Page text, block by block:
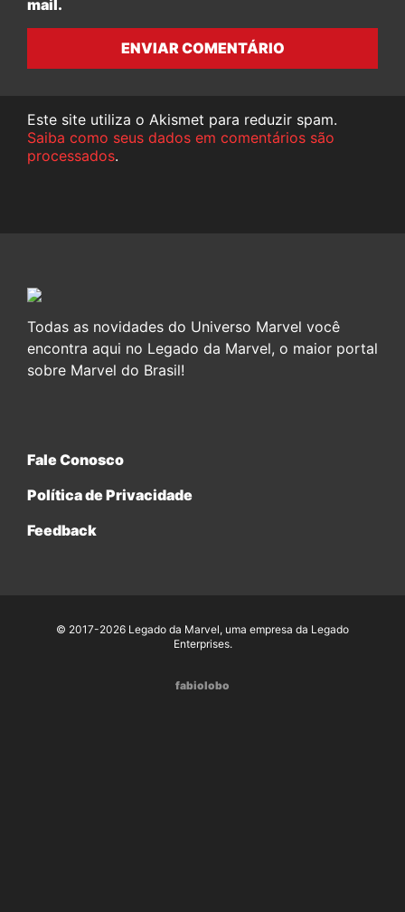
mail.
ENVIAR COMENTÁRIO
Este site utiliza o Akismet para reduzir spam.
Saiba como seus dados em comentários são
processados.
Todas as novidades do Universo Marvel você
encontra aqui no Legado da Marvel, o maior portal
sobre Marvel do Brasil!
Fale Conosco
Política de Privacidade
Feedback
© 2017-2026 Legado da Marvel, uma empresa da Legado
Enterprises.
fabiolobo